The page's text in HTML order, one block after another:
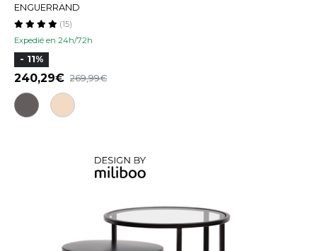
ENGUERRAND
Expedié en 24h/72h
(15)
- 11%
240,29 269,99